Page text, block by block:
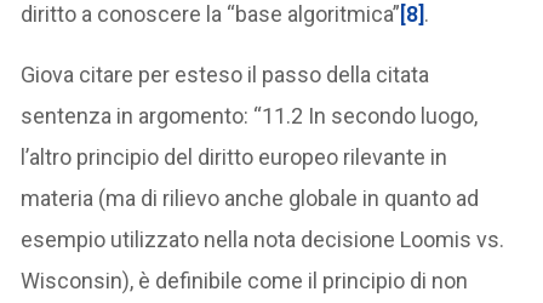
diritto a conoscere la “base algoritmica”[8].
Giova citare per esteso il passo della citata
sentenza in argomento: “11.2 In secondo luogo,
l’altro principio del diritto europeo rilevante in
materia (ma di rilievo anche globale in quanto ad
esempio utilizzato nella nota decisione Loomis vs.
Wisconsin), è definibile come il principio di non